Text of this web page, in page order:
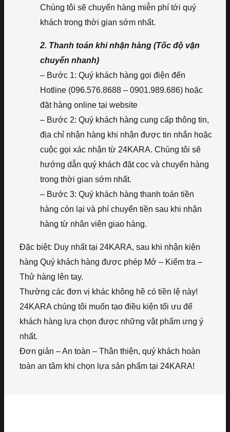
Chúng tôi sẽ chuyển hàng miễn phí tới quý
khách trong thời gian sớm nhất.
2. Thanh toán khi nhận hàng (Tốc độ vận
chuyển nhanh)
– Bước 1: Quý khách hàng gọi điện đến
Hotline (096.576.8688 – 0901.989.686) hoặc
đặt hàng online tại website
– Bước 2: Quý khách hàng cung cấp thông tin,
địa chỉ nhận hàng khi nhận được tin nhắn hoặc
cuộc gọi xác nhận từ 24KARA. Chúng tôi sẽ
hướng dẫn quý khách đặt cọc và chuyển hàng
trong thời gian sớm nhất.
– Bước 3: Quý khách hàng thanh toán tiền
hàng còn lại và phí chuyển tiền sau khi nhận
hàng từ nhân viên giao hàng.
Đặc biệt: Duy nhất tại 24KARA, sau khi nhận kiện
hàng Quý khách hàng được phép Mở – Kiểm tra –
Thử hàng lên tay.
Thường các đơn vị khác không hề có tiền lệ này!
24KARA chúng tôi muốn tạo điều kiện tối ưu để
khách hàng lựa chọn được những vật phẩm ưng ý
nhất.
Đơn giản – An toàn – Thân thiện, quý khách hoàn
toàn an tâm khi chọn lựa sản phẩm tại 24KARA!